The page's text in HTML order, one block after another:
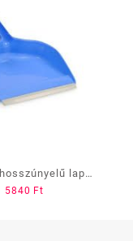
lapát
seprűvel
5840 Ft